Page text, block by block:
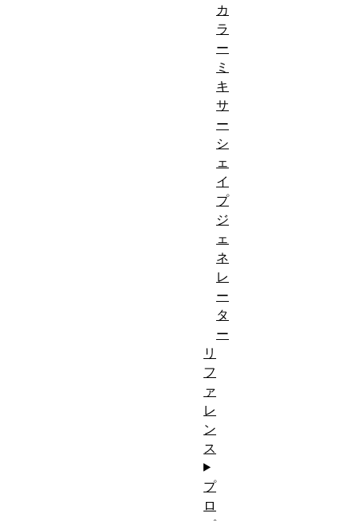
カ
ラ
ー
ミ
キ
サ
ー
シ
ェ
イ
プ
ジ
ェ
ネ
レ
ー
タ
ー
リ
フ
ァ
レ
ン
ス
プ
ロ